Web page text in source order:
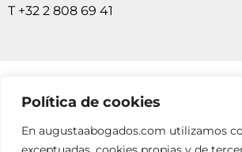
Política de cookies
En augustaabogados.com utilizamos
T +32 2 808 69 41
SUSCRÍBETE A NUESTRAS
RELLENA EL FORMULARIO